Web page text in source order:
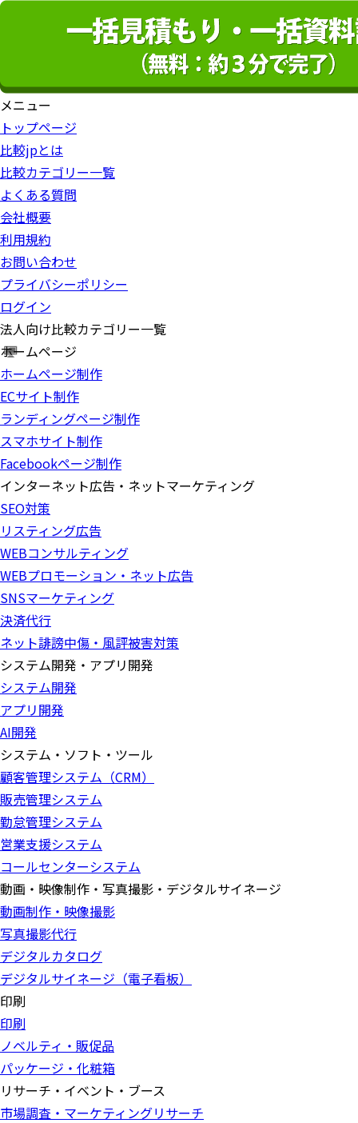
メニュー
トップページ
比較jpとは
比較カテゴリー一覧
よくある質問
会社概要
利用規約
お問い合わせ
プライバシーポリシー
ログイン
法人向け比較カテゴリー一覧
ホームページ
ホームページ制作
ECサイト制作
ランディングページ制作
スマホサイト制作
Facebookページ制作
インターネット広告・ネットマーケティング
SEO対策
リスティング広告
WEBコンサルティング
WEBプロモーション・ネット広告
SNSマーケティング
決済代行
ネット誹謗中傷・風評被害対策
システム開発・アプリ開発
システム開発
アプリ開発
AI開発
システム・ソフト・ツール
顧客管理システム（CRM）
販売管理システム
勤怠管理システム
営業支援システム
コールセンターシステム
動画・映像制作・写真撮影・デジタルサイネージ
動画制作・映像撮影
写真撮影代行
デジタルカタログ
デジタルサイネージ（電子看板）
印刷
印刷
ノベルティ・販促品
パッケージ・化粧箱
リサーチ・イベント・ブース
市場調査・マーケティングリサーチ